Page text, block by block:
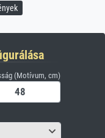
(Motívum, cm)